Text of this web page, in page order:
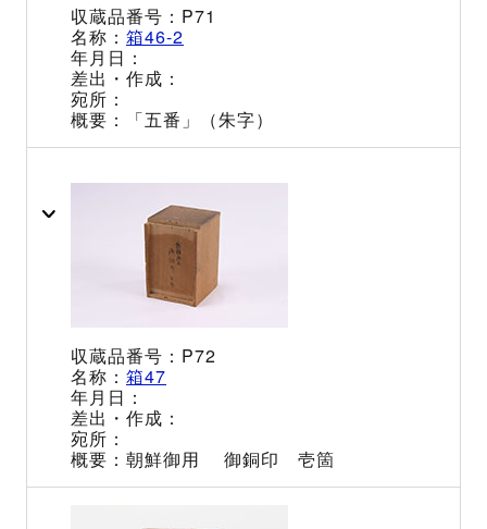
P71
箱46-2
「五番」（朱字）
P72
箱47
朝鮮御用 御銅印 壱箇